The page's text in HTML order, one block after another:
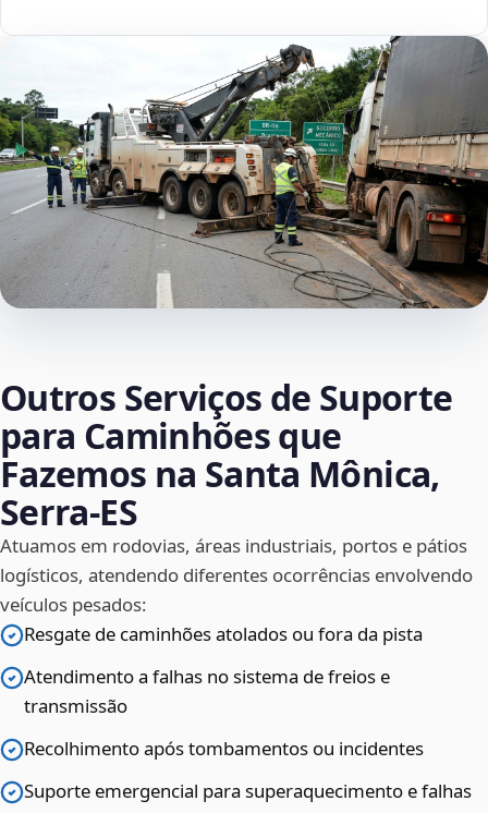
Outros Serviços de Suporte
para Caminhões que
Fazemos na Santa Mônica,
Serra‑ES
Atuamos em rodovias, áreas industriais, portos e pátios
logísticos, atendendo diferentes ocorrências envolvendo
veículos pesados:
Resgate de caminhões atolados ou fora da pista
Atendimento a falhas no sistema de freios e
transmissão
Recolhimento após tombamentos ou incidentes
Suporte emergencial para superaquecimento e falhas